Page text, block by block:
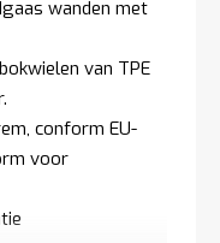
wanden met
van TPE
conform EU-
voor